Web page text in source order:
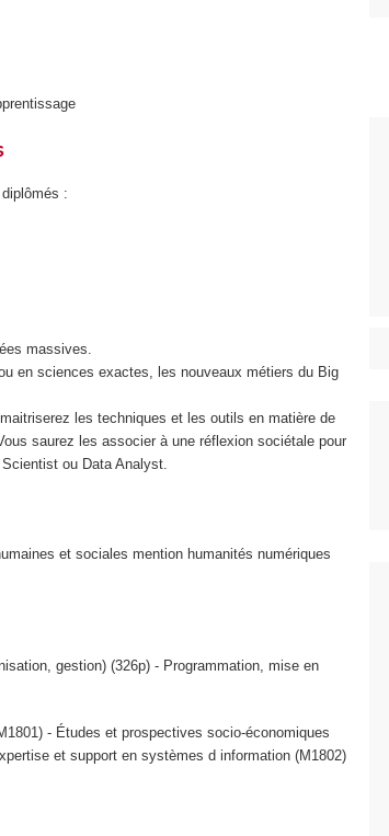
:
massives.
en sciences exactes, les nouveaux métiers du Big
les techniques et les outils en matière de
saurez les associer à une réflexion sociétale pour
ou Data Analyst.
et sociales mention humanités numériques
gestion) (326p) - Programmation, mise en
- Études et prospectives socio-économiques
et support en systèmes d information (M1802)